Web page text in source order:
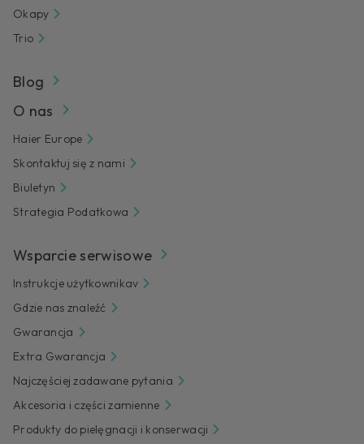
Okapy
Trio
Blog
O nas
Haier Europe
Skontaktuj się z nami
Biuletyn
Strategia Podatkowa
Wsparcie serwisowe
Instrukcje użytkownikav
Gdzie nas znaleźć
Gwarancja
Extra Gwarancja
Najczęściej zadawane pytania
Akcesoria i części zamienne
Produkty do pielęgnacji i konserwacji